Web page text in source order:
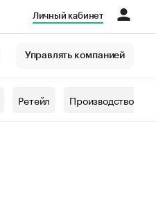
Личный кабинет
Управлять компанией
Ретейл Производство